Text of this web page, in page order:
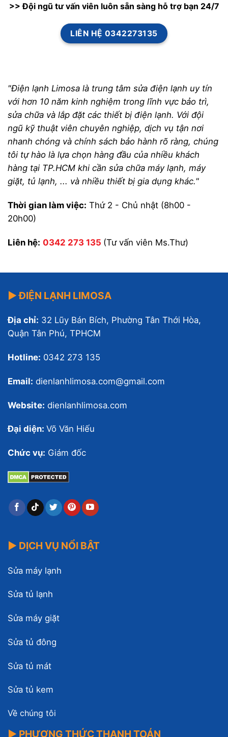
>> Đội ngũ tư vấn viên luôn sẵn sàng hỗ trợ bạn 24/7
LIÊN HỆ 0342273135
"Điện lạnh Limosa là trung tâm sửa điện lạnh uy tín
với hơn 10 năm kinh nghiệm trong lĩnh vực bảo trì,
sửa chữa và lắp đặt các thiết bị điện lạnh. Với đội
ngũ kỹ thuật viên chuyên nghiệp, dịch vụ tận nơi
nhanh chóng và chính sách bảo hành rõ ràng, chúng
tôi tự hào là lựa chọn hàng đầu của nhiều khách
hàng tại TP.HCM khi cần sửa chữa máy lạnh, máy
giặt, tủ lạnh, ... và nhiều thiết bị gia dụng khác."
Thời gian làm việc: Thứ 2 - Chủ nhật (8h00 -
20h00)
Liên hệ: 0342 273 135 (Tư vấn viên Ms.Thư)
▶ ĐIỆN LẠNH LIMOSA
Địa chỉ: 32 Lũy Bán Bích, Phường Tân Thới Hòa,
Quận Tân Phú, TPHCM
Hotline: 0342 273 135
Email: dienlanhlimosa.com@gmail.com
Website: dienlanhlimosa.com
Đại diện: Võ Văn Hiếu
Chức vụ: Giám đốc
▶ DỊCH VỤ NỔI BẬT
Sửa máy lạnh
Sửa tủ lạnh
Sửa máy giặt
Sửa tủ đông
Sửa tủ mát
Sửa tủ kem
Về chúng tôi
▶ PHƯƠNG THỨC THANH TOÁN